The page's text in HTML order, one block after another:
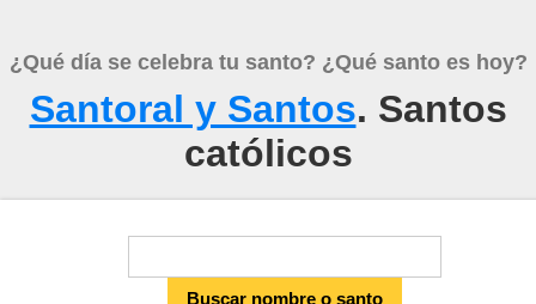
¿Qué día se celebra tu santo? ¿Qué santo es hoy?
Santoral y Santos. Santos
católicos